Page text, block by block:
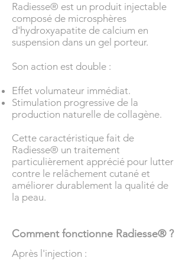
Radiesse® est un produit injectable
composé de microsphères
d'hydroxyapatite de calcium en
suspension dans un gel porteur.
Son action est double :
Effet volumateur immédiat.
Stimulation progressive de la
production naturelle de collagène.
Cette caractéristique fait de
Radiesse® un traitement
particulièrement apprécié pour lutter
contre le relâchement cutané et
améliorer durablement la qualité de
la peau.
Comment fonctionne Radiesse® ?
Après l'injection :